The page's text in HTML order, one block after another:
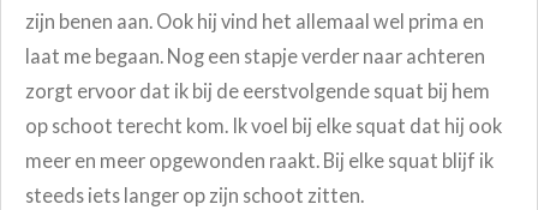
zijn benen aan. Ook hij vind het allemaal wel prima en
laat me begaan. Nog een stapje verder naar achteren
zorgt ervoor dat ik bij de eerstvolgende squat bij hem
op schoot terecht kom. Ik voel bij elke squat dat hij ook
meer en meer opgewonden raakt. Bij elke squat blijf ik
steeds iets langer op zijn schoot zitten.